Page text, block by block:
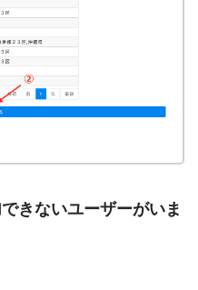
きないユーザーがいま